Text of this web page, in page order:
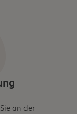
an der